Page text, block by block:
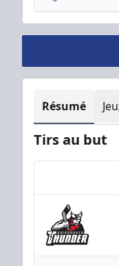
Résumé
Tirs au but